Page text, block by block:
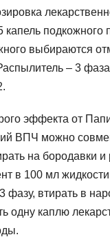
капель подкожного
выбираются
– 3
эффекта от
ВПЧ можно
на бородавки и
в 100 мл
фазу, втирать в
одну каплю